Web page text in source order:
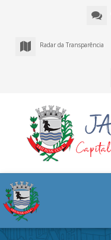
Radar da Transparência